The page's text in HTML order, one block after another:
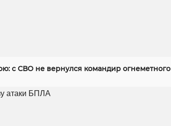
с СВО не вернулся командир огнеметного